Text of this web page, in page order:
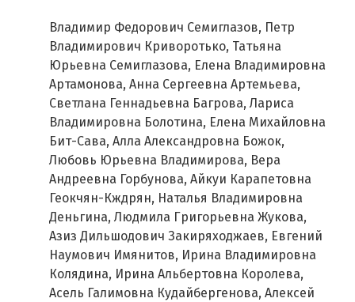
Владимир Федорович Семиглазов, Петр
Владимирович Криворотько, Татьяна
Юрьевна Семиглазова, Елена Владимировна
Артамонова, Анна Сергеевна Артемьева,
Светлана Геннадьевна Багрова, Лариса
Владимировна Болотина, Елена Михайловна
Бит-Сава, Алла Александровна Божок,
Любовь Юрьевна Владимирова, Вера
Андреевна Горбунова, Айкуи Карапетовна
Геокчян-Кждрян, Наталья Владимировна
Деньгина, Людмила Григорьевна Жукова,
Азиз Дильшодович Закиряходжаев, Евгений
Наумович Имянитов, Ирина Владимировна
Колядина, Ирина Альбертовна Королева,
Асель Галимовна Кудайбергенова, Алексей